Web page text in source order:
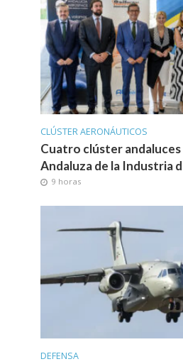
CLÚSTER AERONÁUTICOS
Cuatro clúster andaluces
Andaluza de la Industria
9 horas
DEFENSA